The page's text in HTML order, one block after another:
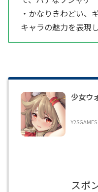
・かなりきわどい、
キャラの魅力を表現
少女ウ
Y2SGAMES
スポ